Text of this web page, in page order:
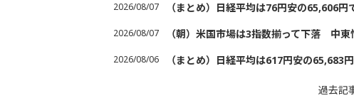
2026/08/07 （まとめ）日経平均は76円安の65,606
2026/08/07 （朝）米国市場は3指数揃って下落 中
2026/08/06 （まとめ）日経平均は617円安の
過去記